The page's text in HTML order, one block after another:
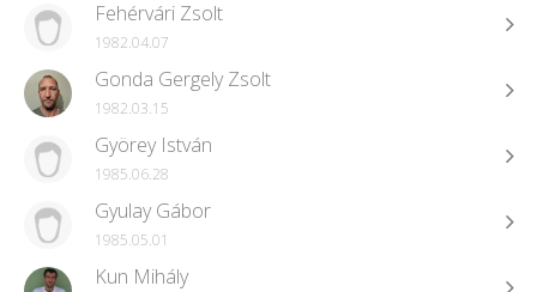
Fehérvári Zsolt
1982.04.07
Gonda Gergely Zsolt
1982.03.15
Györey István
1985.06.28
Gyulay Gábor
1985.05.01
Kun Mihály